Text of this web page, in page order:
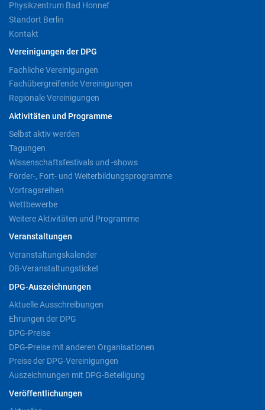
Physikzentrum Bad Honnef
Standort Berlin
Kontakt
Vereinigungen der DPG
Fachliche Vereinigungen
Fachübergreifende Vereinigungen
Regionale Vereinigungen
Aktivitäten und Programme
Selbst aktiv werden
Tagungen
Wissenschaftsfestivals und -shows
Förder-, Fort- und Weiterbildungsprogramme
Vortragsreihen
Wettbewerbe
Weitere Aktivitäten und Programme
Veranstaltungen
Veranstaltungskalender
DB-Veranstaltungsticket
DPG-Auszeichnungen
Aktuelle Ausschreibungen
Ehrungen der DPG
DPG-Preise
DPG-Preise mit anderen Organisationen
Preise der DPG-Vereinigungen
Auszeichnungen mit DPG-Beteiligung
Veröffentlichungen